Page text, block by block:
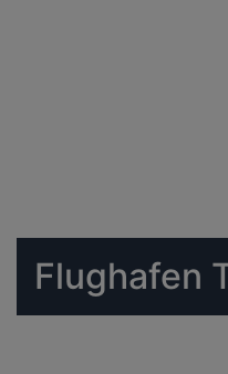
Flughafen